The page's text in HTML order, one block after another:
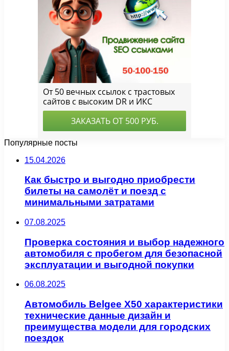
Популярные посты
15.04.2026
Как быстро и выгодно приобрести
билеты на самолёт и поезд с
минимальными затратами
07.08.2025
Проверка состояния и выбор надежного
автомобиля с пробегом для безопасной
эксплуатации и выгодной покупки
06.08.2025
Автомобиль Belgee X50 характеристики
технические данные дизайн и
преимущества модели для городских
поездок